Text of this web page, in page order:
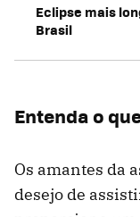
Eclipse mais
Brasil
Entenda o
Os amantes da
desejo de